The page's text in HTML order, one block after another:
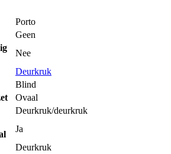
Porto
Geen
Nee
Deurkruk
Blind
Ovaal
Deurkruk/deurkruk
Ja
Deurkruk